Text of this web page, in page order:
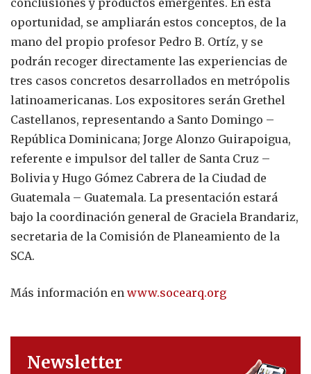
oportunidad, se ampliarán estos conceptos, de la
mano del propio profesor Pedro B. Ortíz, y se
podrán recoger directamente las experiencias de
tres casos concretos desarrollados en metrópolis
latinoamericanas. Los expositores serán Grethel
Castellanos, representando a Santo Domingo –
República Dominicana; Jorge Alonzo Guirapoigua,
referente e impulsor del taller de Santa Cruz –
Bolivia y Hugo Gómez Cabrera de la Ciudad de
Guatemala – Guatemala. La presentación estará
bajo la coordinación general de Graciela Brandariz,
secretaria de la Comisión de Planeamiento de la
SCA.
Más información en www.socearq.org
Newsletter